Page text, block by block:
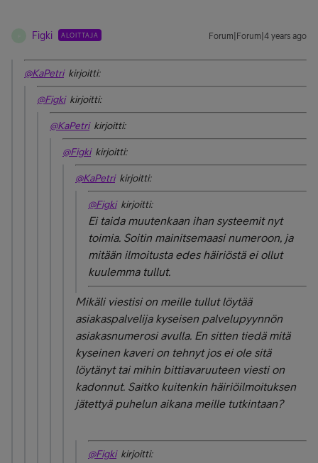
Figki ALOITTAJA Forum|Forum|4 years ago
@KaPetrikirjoitti:
@Figkikirjoitti:
@KaPetrikirjoitti:
@Figkikirjoitti:
@KaPetrikirjoitti:
@Figkikirjoitti:
Ei taida muutenkaan ihan systeemit nyt
toimia. Soitin mainitsemaasi numeroon, ja
mitään ilmoitusta edes häiriöstä ei ollut
kuulemma tullut.
Mikäli viestisi on meille tullut löytää
asiakaspalvelija kyseisen palvelupyynnön
asiakasnumerosi avulla. En sitten tiedä mitä
kyseinen kaveri on tehnyt jos ei ole sitä
löytänyt tai mihin bittiavaruuteen viesti on
kadonnut. Saitko kuitenkin häiriöilmoituksen
jätettyä puhelun aikana meille tutkintaan?
@Figkikirjoitti: